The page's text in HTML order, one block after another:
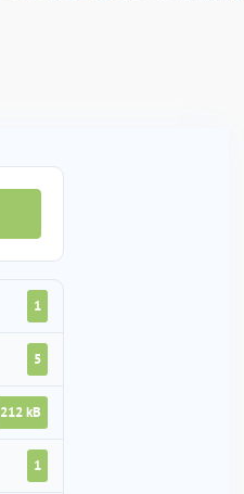
1
5
212 kB
1